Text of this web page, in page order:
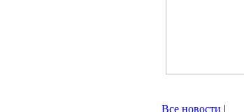
Все новости |